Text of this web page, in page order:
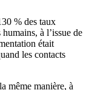
% des taux
à l’issue de
était
les contacts
même manière, à